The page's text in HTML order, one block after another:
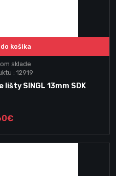
košika
sklade
: 12919
SINGL 13mm SDK